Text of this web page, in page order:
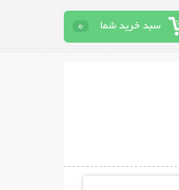
سبد خرید شما 0